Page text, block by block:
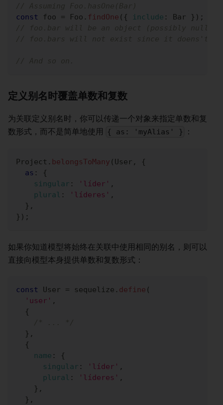
const foo = Foo . findOne ( { include : Bar } ) ;
定义别名时覆盖单数和复数
为关联定义别名时，你可以传递一个对象来指定单数和复
数形式，而不是简单地使用
{ as: 'myAlias' } ：
Project . belongsToMany ( User ,
{
as :
{
singular : 'líder' ,
plural : 'líderes' ,
} ,
} ) ;
如果你知道模型将始终在关联中使用相同的别名，则可以
直接向模型本身提供单数和复数形式：
const User = sequelize . define (
'user' ,
{
} ,
{
name :
{
singular : 'líder' ,
plural : 'líderes' ,
} ,
} ,